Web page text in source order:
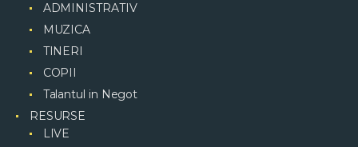
ADMINISTRATIV
MUZICA
TINERI
COPII
Talantul in Negot
RESURSE
LIVE